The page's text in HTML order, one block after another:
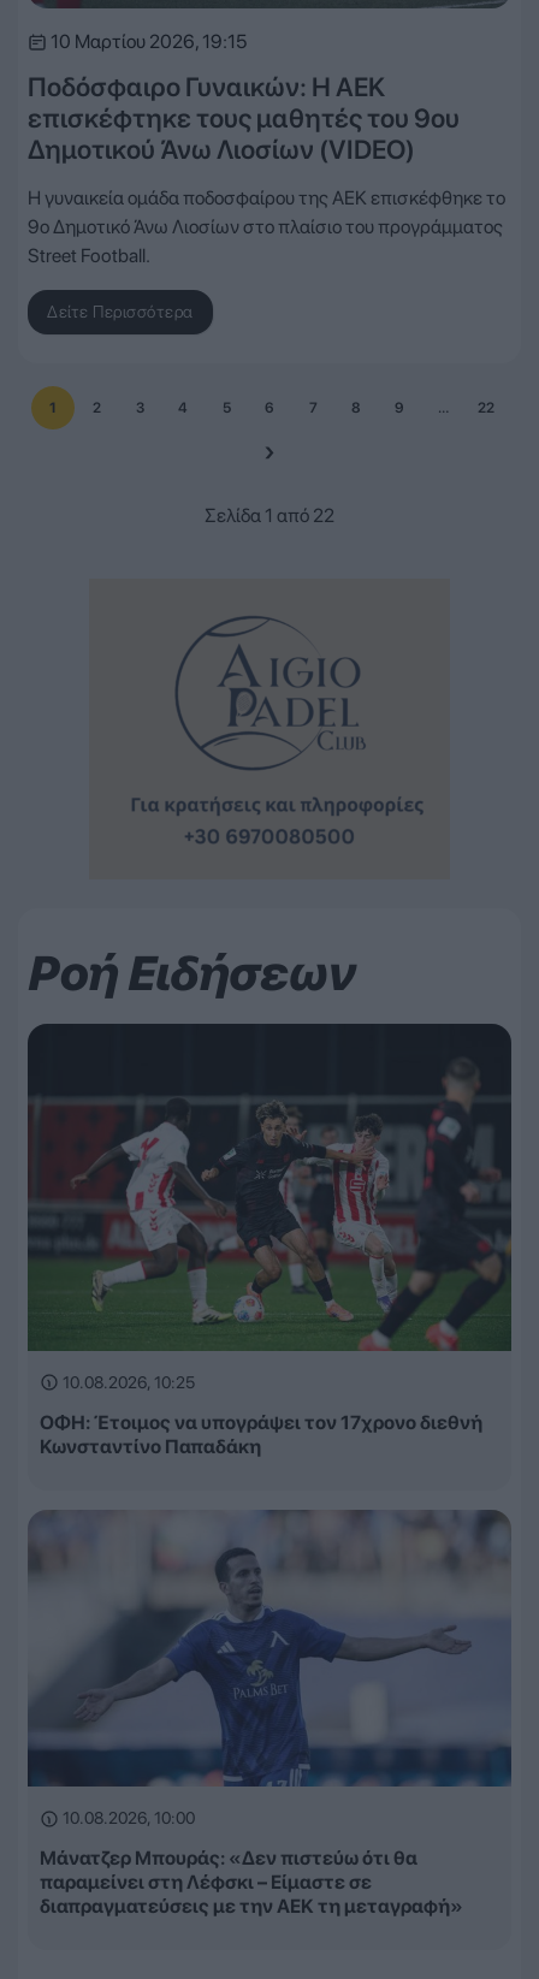
10 Μαρτίου 2026, 19:15
Ποδόσφαιρο Γυναικών: Η ΑΕΚ
επισκέφτηκε τους μαθητές του 9ου
Δημοτικού Άνω Λιοσίων (VIDEO)
Η γυναικεία ομάδα ποδοσφαίρου της ΑΕΚ επισκέφθηκε το
9ο Δημοτικό Άνω Λιοσίων στο πλαίσιο του προγράμματος
Street Football.
Δείτε Περισσότερα
1 2 3 4 5 6 7 8 9 … 22
Σελίδα 1 από 22
Ροή Ειδήσεων
10.08.2026, 10:25
ΟΦΗ: Έτοιμος να υπογράψει τον 17χρονο διεθνή
Κωνσταντίνο Παπαδάκη
10.08.2026, 10:00
Μάνατζερ Μπουράς: «Δεν πιστεύω ότι θα
παραμείνει στη Λέφσκι – Είμαστε σε
διαπραγματεύσεις με την ΑΕΚ τη μεταγραφή»